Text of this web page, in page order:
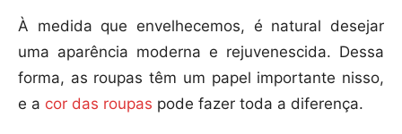
À medida que envelhecemos, é natural desejar
uma aparência moderna e rejuvenescida. Dessa
forma, as roupas têm um papel importante nisso,
e a cor das roupas pode fazer toda a diferença.